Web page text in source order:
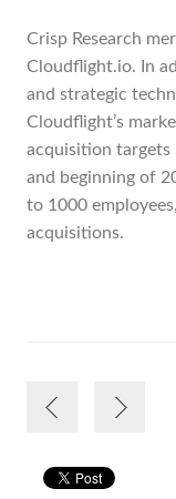
Crisp Research
Cloudflight.io. In
and strategic
Cloudflight’s
acquisition targets
and beginning of
to 1000
acquisitions.